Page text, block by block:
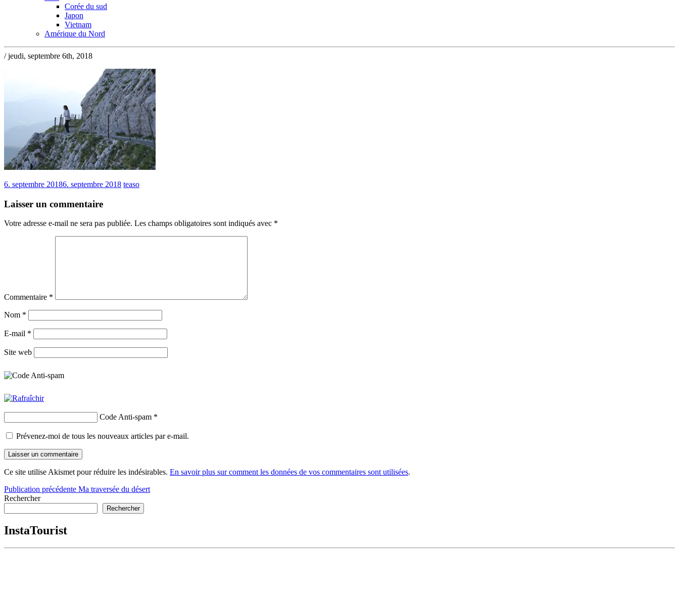
Corée du sud
Japon
Vietnam
Amérique du Nord
/ jeudi, septembre 6th, 2018
6. septembre 20186. septembre 2018 teaso
Laisser un commentaire
Votre adresse e-mail ne sera pas publiée. Les champs obligatoires sont indiqués avec *
Commentaire *
Nom *
E-mail *
Site web
Code Anti-spam *
Prévenez-moi de tous les nouveaux articles par e-mail.
Ce site utilise Akismet pour réduire les indésirables. En savoir plus sur comment les données de vos commentaires sont utilisées.
Navigation
de
Publication précédente Ma traversée du désert
Rechercher
Rechercher
InstaTourist